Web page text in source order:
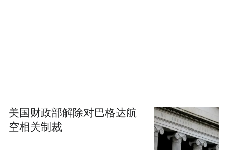
美国财政部解除对巴格达航
空相关制裁